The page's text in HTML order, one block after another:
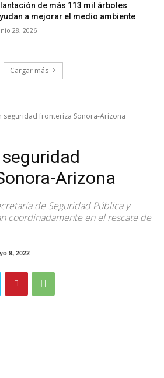
de más 113 mil árboles
a mejorar el medio ambiente
28, 2026
Cargar más